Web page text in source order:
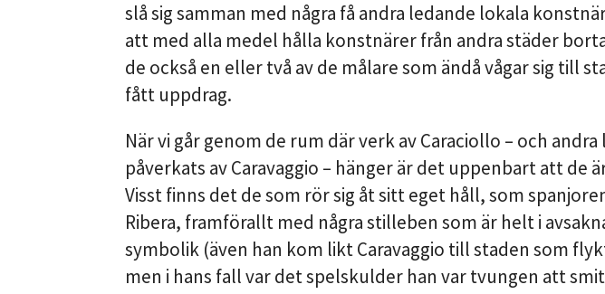
slå sig samman med några få andra ledande lokala
att med alla medel hålla konstnärer från andra städer
de också en eller två av de målare som ändå vågar sig till
fått uppdrag.
När vi går genom de rum där verk av Caraciollo – och
påverkats av Caravaggio – hänger är det uppenbart att de
Visst finns det de som rör sig åt sitt eget håll, som
Ribera, framförallt med några stilleben som är helt i
symbolik (även han kom likt Caravaggio till staden som
men i hans fall var det spelskulder han var tvungen att